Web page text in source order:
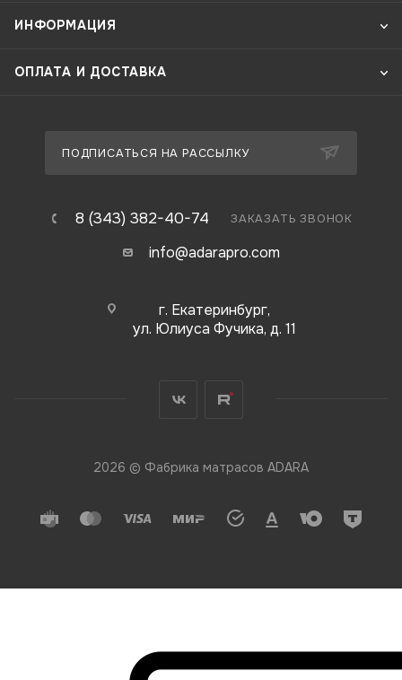
ИНФОРМАЦИЯ
ОПЛАТА И ДОСТАВКА
ПОДПИСАТЬСЯ НА РАССЫЛКУ
8 (343) 382-40-74 ЗАКАЗАТЬ ЗВОНОК
info@adarapro.com
г. Екатеринбург,
ул. Юлиуса Фучика, д. 11
2026 © Фабрика матрасов ADARA